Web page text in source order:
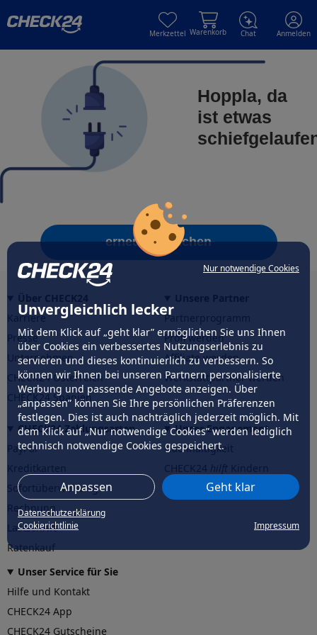
Nur notwendige Cookies
Unvergleichlich lecker
Mit dem Klick auf „geht klar” ermöglichen Sie uns Ihnen
über Cookies ein verbessertes Nutzungserlebnis zu
servieren und dieses kontinuierlich zu verbessern. So
können wir Ihnen bei unseren Partnern personalisierte
Werbung und passende Angebote anzeigen. Über
„anpassen” können Sie Ihre persönlichen Präferenzen
festlegen. Dies ist auch nachträglich jederzeit möglich. Mit
dem Klick auf „Nur notwendige Cookies” werden lediglich
technisch notwendige Cookies gespeichert.
Anpassen Geht klar
Datenschutzerklärung
Cookierichtlinie
Impressum
Merkzettel Warenkorb Chat Anmelden
Hoppla, da
ist etwas
erneut versuchen
Karriere
Presse
Unternehmen
CHECK24 Österreich
CHECK24 Spanien
Partnerprogramm
Profi werden
Affiliate werden
Werkstattpartner werden
CHECK24 Zahlungsarten
PayPal
Sofortüberweisung
Rechnung
Lastschrift
Ratenkauf
Unser Engagement
Nachhaltigkeit
CHECK24hilftder Natur
Unser Service für Sie
Hilfe und Kontakt
CHECK24 App
CHECK24 Gutscheine